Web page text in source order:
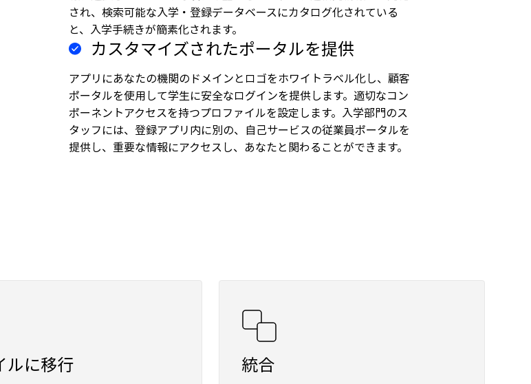
され、検索可能な入学・登録データベースにカタログ化されている
と、入学手続きが簡素化されます。
カスタマイズされたポータルを提供
アプリにあなたの機関のドメインとロゴをホワイトラベル化し、顧客
ポータルを使用して学生に安全なログインを提供します。適切なコン
ポーネントアクセスを持つプロファイルを設定します。入学部門のス
タッフには、登録アプリ内に別の、自己サービスの従業員ポータルを
提供し、重要な情報にアクセスし、あなたと関わることができます。
ルに移行 統合